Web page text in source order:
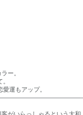
ー。
運もアップ。